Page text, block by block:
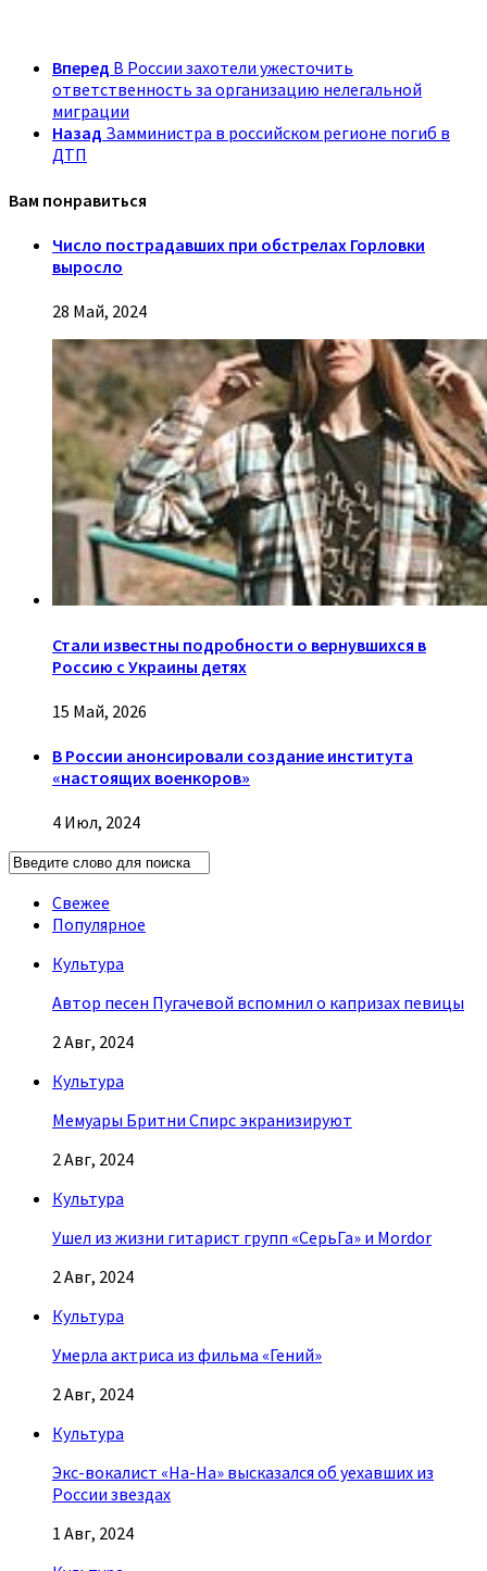
Вперед В России захотели ужесточить
ответственность за организацию нелегальной
миграции
Назад Замминистра в российском регионе погиб в
ДТП
Вам понравиться
Число пострадавших при обстрелах Горловки
выросло
28 Май, 2024
Стали известны подробности о вернувшихся в
Россию с Украины детях
15 Май, 2026
В России анонсировали создание института
«настоящих военкоров»
4 Июл, 2024
Свежее
Популярное
Культура
Автор песен Пугачевой вспомнил о капризах певицы
2 Авг, 2024
Культура
Мемуары Бритни Спирс экранизируют
2 Авг, 2024
Культура
Ушел из жизни гитарист групп «СерьГа» и Mordor
2 Авг, 2024
Культура
Умерла актриса из фильма «Гений»
2 Авг, 2024
Культура
Экс-вокалист «На-На» высказался об уехавших из
России звездах
1 Авг, 2024